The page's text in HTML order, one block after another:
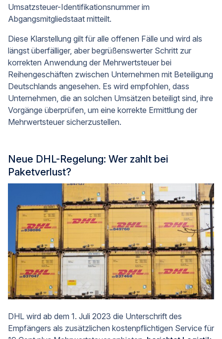
Umsatzsteuer-Identifikationsnummer im
Abgangsmitgliedstaat mitteilt.
Diese Klarstellung gilt für alle offenen Fälle und wird als
längst überfälliger, aber begrüßenswerter Schritt zur
korrekten Anwendung der Mehrwertsteuer bei
Reihengeschäften zwischen Unternehmen mit Beteiligung
Deutschlands angesehen. Es wird empfohlen, dass
Unternehmen, die an solchen Umsätzen beteiligt sind, ihre
Vorgänge überprüfen, um eine korrekte Ermittlung der
Mehrwertsteuer sicherzustellen.
Neue DHL-Regelung: Wer zahlt bei
Paketverlust?
DHL wird ab dem 1. Juli 2023 die Unterschrift des
Empfängers als zusätzlichen kostenpflichtigen Service für